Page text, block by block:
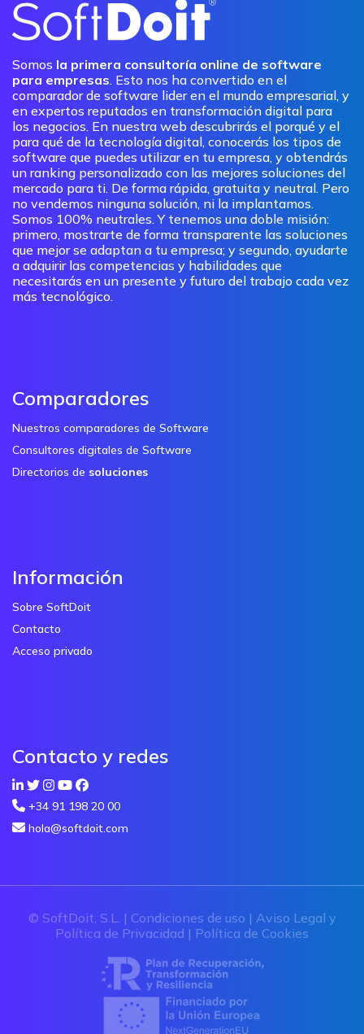
Somos la primera consultoría online de software
para empresas. Esto nos ha convertido en el
comparador de software lider en el mundo empresarial, y
en expertos reputados en transformación digital para
los negocios. En nuestra web descubrirás el porqué y el
para qué de la tecnología digital, conocerás los tipos de
software que puedes utilizar en tu empresa, y obtendrás
un ranking personalizado con las mejores soluciones del
mercado para ti. De forma rápida, gratuita y neutral. Pero
no vendemos ninguna solución, ni la implantamos.
Somos 100% neutrales. Y tenemos una doble misión:
primero, mostrarte de forma transparente las soluciones
que mejor se adaptan a tu empresa; y segundo, ayudarte
a adquirir las competencias y habilidades que
necesitarás en un presente y futuro del trabajo cada vez
más tecnológico.
Comparadores
Nuestros comparadores de Software
Consultores digitales de Software
Directorios de soluciones
Información
Sobre SoftDoit
Contacto
Acceso privado
Contacto y redes
+34 91 198 20 00
hola@softdoit.com
© SoftDoit, S.L. | Condiciones de uso | Aviso Legal y
Política de Privacidad | Política de Cookies